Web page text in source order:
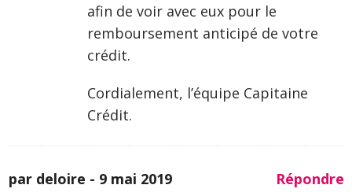
afin de voir avec eux pour le
remboursement anticipé de votre
crédit.
Cordialement, l’équipe Capitaine
Crédit.
par deloire - 9 mai 2019
Répondre